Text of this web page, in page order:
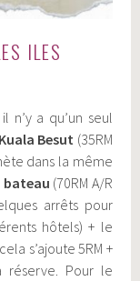
ILES
n’y a qu’un seul
Kuala Besut (35RM
dans la même
(70RM A/R
arrêts pour
hôtels) + le
s’ajoute 5RM +
réserve. Pour le